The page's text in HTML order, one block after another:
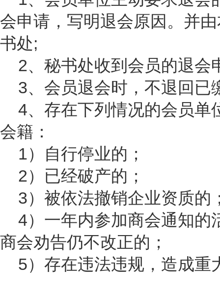
会申请，写明退会原因。并
书处;
2、秘书处收到会员的退会
3、会员退会时，不退回已
4、存在下列情况的会员单
会籍：
1）自行停业的；
2）已经破产的；
3）被依法撤销企业资质的
4）一年内参加商会通知的
商会劝告仍不改正的；
5）存在违法违规，造成重